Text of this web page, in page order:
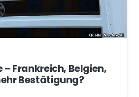
– Frankreich, Belgien,
Bestätigung?